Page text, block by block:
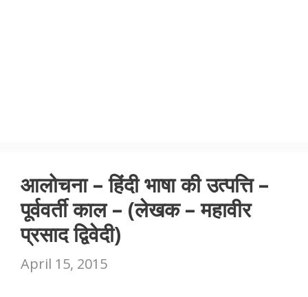
आलोचना – हिंदी भाषा की उत्पत्ति –
पूर्ववर्ती काल – (लेखक – महावीर
प्रसाद द्विवेदी)
April 15, 2015